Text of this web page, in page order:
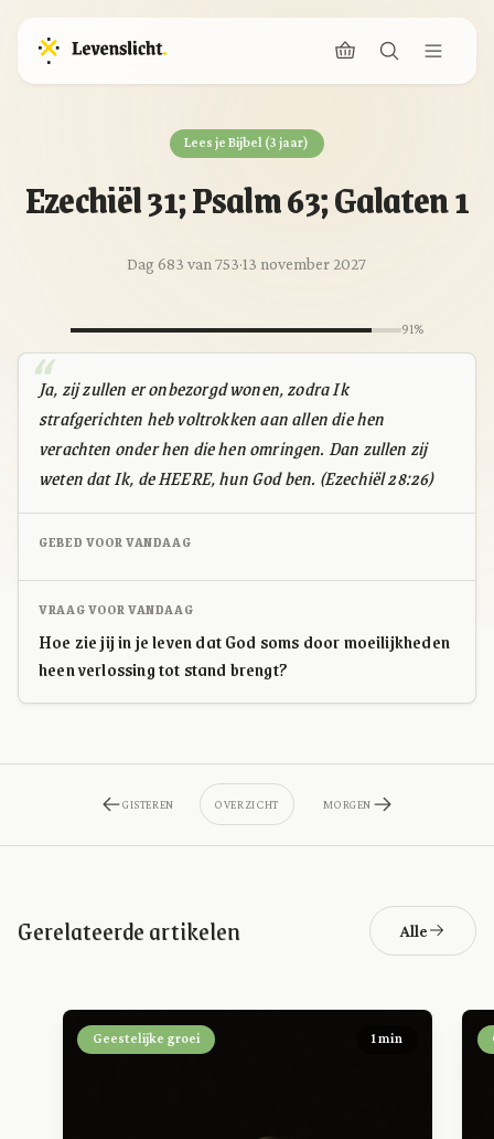
Lees je Bijbel (3 jaar)
Ezechiël 31; Psalm 63; Galaten 1
Dag 683 van 753·13 november 2027
91%
Ja, zij zullen er onbezorgd wonen, zodra Ik
strafgerichten heb voltrokken aan allen die hen
verachten onder hen die hen omringen. Dan zullen zij
weten dat Ik, de HEERE, hun God ben. (Ezechiël 28:26)
GEBED VOOR VANDAAG
VRAAG VOOR VANDAAG
Hoe zie jij in je leven dat God soms door moeilijkheden
heen verlossing tot stand brengt?
GISTEREN OVERZICHT MORGEN
Gerelateerde artikelen Alle
Geestelijke groei 1 min